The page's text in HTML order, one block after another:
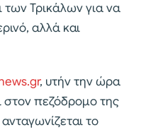
των Τρικάλων για να
αλλά και
, υτήν την ώρα
στον πεζόδρομο της
το